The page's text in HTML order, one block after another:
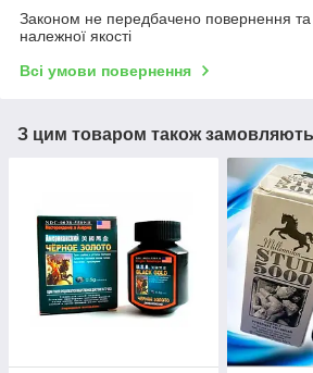
Законом не передбачено повернення та
належної якості
Всі умови повернення
З цим товаром також замовляють